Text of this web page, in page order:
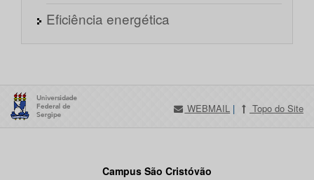
Eficiência energética
WEBMAIL | Topo do Site
Campus São Cristóvão